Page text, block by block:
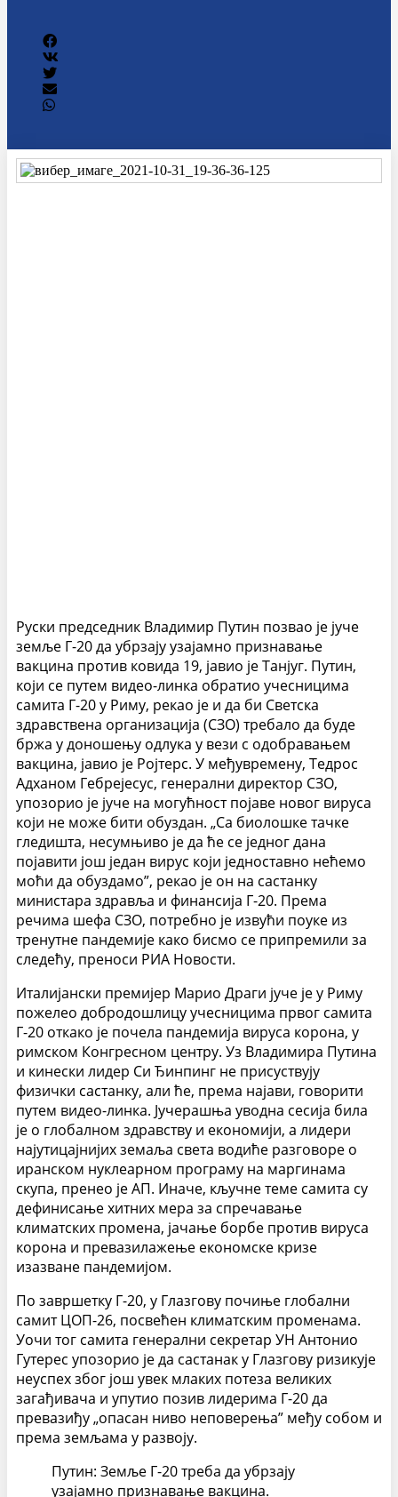
Руски председник Владимир Путин позвао је јуче
земље Г-20 да убрзају узајамно признавање
вакцина против ковида 19, јавио је Танјуг. Путин,
који се путем видео-линка обратио учесницима
самита Г-20 у Риму, рекао је и да би Светска
здравствена организација (СЗО) требало да буде
бржа у доношењу одлука у вези с одобравањем
вакцина, јавио је Ројтерс. У међувремену, Тедрос
Адханом Гебрејесус, генерални директор СЗО,
упозорио је јуче на могућност појаве новог вируса
који не може бити обуздан. „Са биолошке тачке
гледишта, несумњиво је да ће се једног дана
појавити још један вирус који једноставно нећемо
моћи да обуздамо”, рекао је он на састанку
министара здравља и финансија Г-20. Према
речима шефа СЗО, потребно је извући поуке из
тренутне пандемије како бисмо се припремили за
следећу, преноси РИА Новости.
Италијански премијер Марио Драги јуче је у Риму
пожелео добродошлицу учесницима првог самита
Г-20 откако је почела пандемија вируса корона, у
римском Конгресном центру. Уз Владимира Путина
и кинески лидер Си Ђинпинг не присуствују
физички састанку, али ће, према најави, говорити
путем видео-линка. Јучерашња уводна сесија била
је о глобалном здравству и економији, а лидери
најутицајнијих земаља света водиће разговоре о
иранском нуклеарном програму на маргинама
скупа, пренео је АП. Иначе, кључне теме самита су
дефинисање хитних мера за спречавање
климатских промена, јачање борбе против вируса
корона и превазилажење економске кризе
изазване пандемијом.
По завршетку Г-20, у Глазгову почиње глобални
самит ЦОП-26, посвећен климатским променама.
Уочи тог самита генерални секретар УН Антонио
Гутерес упозорио је да састанак у Глазгову ризикује
неуспех због још увек млаких потеза великих
загађивача и упутио позив лидерима Г-20 да
превазиђу „опасан ниво неповерења” међу собом и
према земљама у развоју.
Путин: Земље Г-20 треба да убрзају
узајамно признавање вакцина.